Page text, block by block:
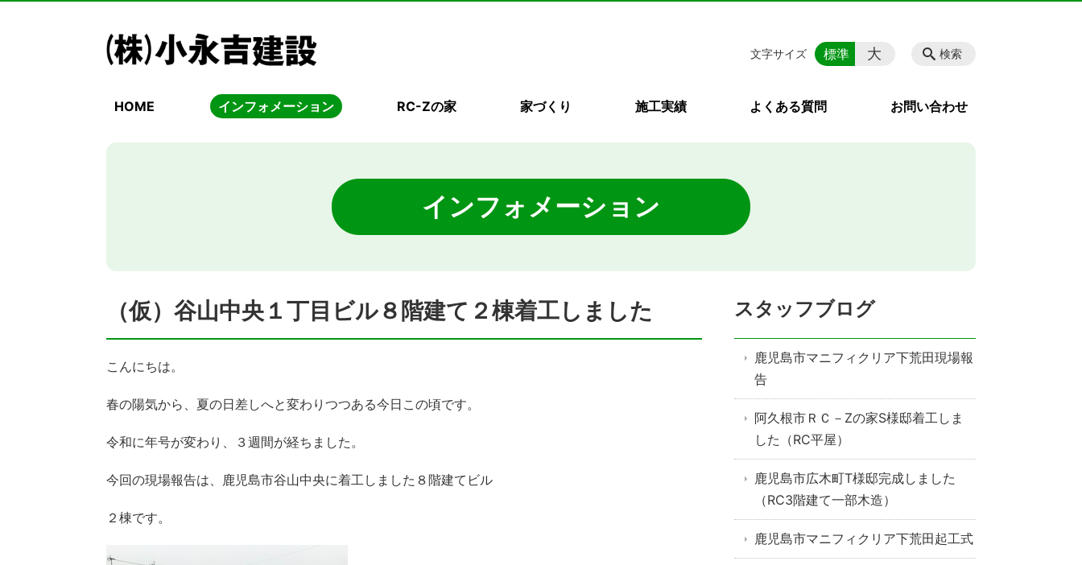
HOME インフォメーション RC-Zの家 家づくり 施工実績 よくある質問 お問い合わせ
検索
文字サイズ 標準 大
インフォメーション
（仮）谷山中央１丁目ビル８階建て２棟着工しました
こんにちは。
春の陽気から、夏の日差しへと変わりつつある今日この頃です。
令和に年号が変わり、３週間が経ちました。
今回の現場報告は、鹿児島市谷山中央に着工しました８階建てビル
２棟です。
スタッフブログ
鹿児島市マニフィクリア下荒田現場報
告
阿久根市ＲＣ－Zの家S様邸着工しま
した（RC平屋）
鹿児島市広木町T様邸完成しました
（RC3階建て一部木造）
鹿児島市マニフィクリア下荒田起工式